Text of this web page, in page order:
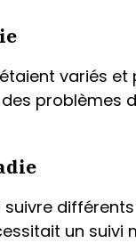
variés
un